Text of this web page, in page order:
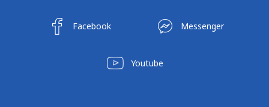
Facebook Messenger
Youtube